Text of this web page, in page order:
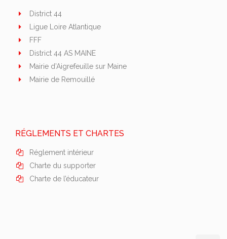
District 44
Ligue Loire Atlantique
FFF
District 44 AS MAINE
Mairie d’Aigrefeuille sur Maine
Mairie de Remouillé
RÉGLEMENTS ET CHARTES
Réglement intérieur
Charte du supporter
Charte de l’éducateur